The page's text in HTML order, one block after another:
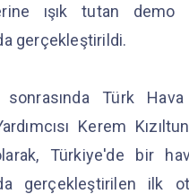
ışık tutan demo
gerçekleştirildi.
sonrasında Türk
Kerem
Türkiye'de bir
gerçekleştirilen ilk